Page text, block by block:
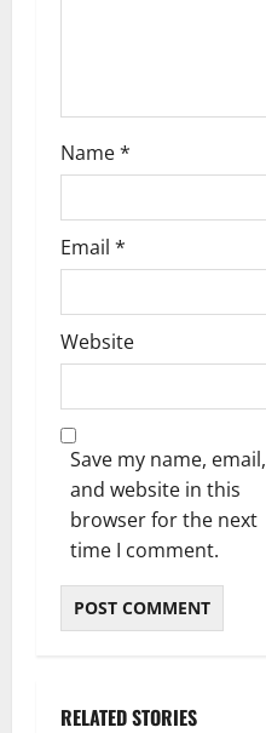
Name*
Email *
Website
Save my name, email,
and website in this
browser for the next
time I comment.
RELATED STORIES